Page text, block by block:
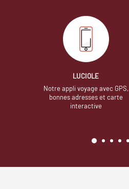
LUCIOLE
Notre appli voyage avec GPS,
bonnes adresses et carte
interactive